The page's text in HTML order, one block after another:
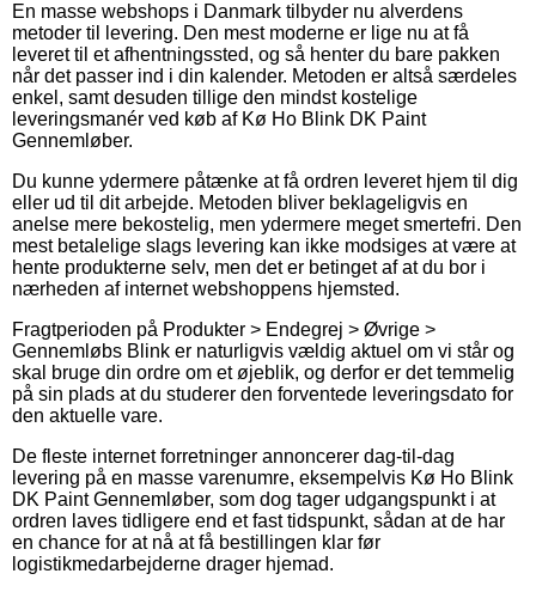
En masse webshops i Danmark tilbyder nu alverdens
metoder til levering. Den mest moderne er lige nu at få
leveret til et afhentningssted, og så henter du bare pakken
når det passer ind i din kalender. Metoden er altså særdeles
enkel, samt desuden tillige den mindst kostelige
leveringsmanér ved køb af Kø Ho Blink DK Paint
Gennemløber.
Du kunne ydermere påtænke at få ordren leveret hjem til dig
eller ud til dit arbejde. Metoden bliver beklageligvis en
anelse mere bekostelig, men ydermere meget smertefri. Den
mest betalelige slags levering kan ikke modsiges at være at
hente produkterne selv, men det er betinget af at du bor i
nærheden af internet webshoppens hjemsted.
Fragtperioden på Produkter > Endegrej > Øvrige >
Gennemløbs Blink er naturligvis vældig aktuel om vi står og
skal bruge din ordre om et øjeblik, og derfor er det temmelig
på sin plads at du studerer den forventede leveringsdato for
den aktuelle vare.
De fleste internet forretninger annoncerer dag-til-dag
levering på en masse varenumre, eksempelvis Kø Ho Blink
DK Paint Gennemløber, som dog tager udgangspunkt i at
ordren laves tidligere end et fast tidspunkt, sådan at de har
en chance for at nå at få bestillingen klar før
logistikmedarbejderne drager hjemad.